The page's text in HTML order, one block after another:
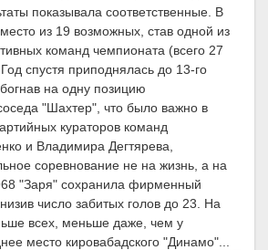
показывала соответственные. В
из 19 возможных, став одной из
команд чемпионата (всего 27
спустя приподнялась до 13-го
на одну позицию
"Шахтер", что было важно в
кураторов команд
и Владимира Дегтярева,
соревнование не на жизнь, а на
"Заря" сохранила фирменный
число забитых голов до 23. На
всех, меньше даже, чем у
место кировабадского "Динамо"...